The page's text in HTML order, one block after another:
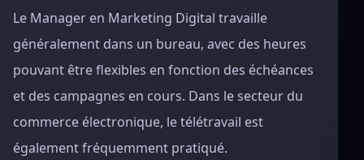
Le Manager en Marketing Digital travaille
généralement dans un bureau, avec des heures
pouvant être flexibles en fonction des échéances
et des campagnes en cours. Dans le secteur du
commerce électronique, le télétravail est
également fréquemment pratiqué.